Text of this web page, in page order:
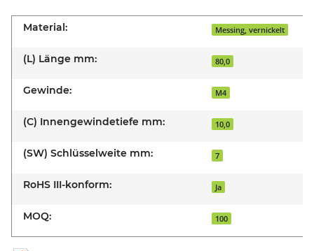
Material: Messing, vernickelt
(L) Länge mm: 80,0
Gewinde: M4
(C) Innengewindetiefe mm: 10,0
(SW) Schlüsselweite mm: 7
RoHS III-konform: Ja
MOQ: 100